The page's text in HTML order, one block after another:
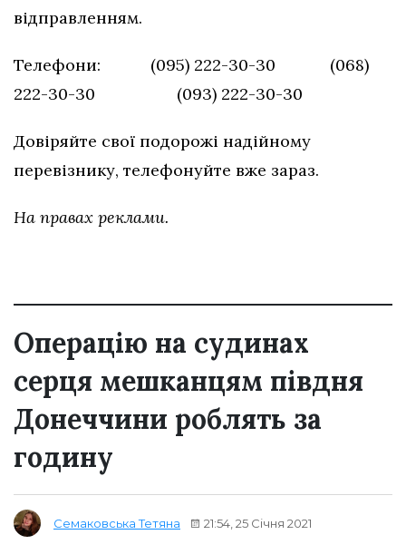
відправленням.
Телефони: (095) 222-30-30 (068)
222-30-30 (093) 222-30-30
Довіряйте свої подорожі надійному
перевізнику, телефонуйте вже зараз.
На правах реклами.
Операцію на судинах
серця мешканцям півдня
Донеччини роблять за
годину
Семаковська Тетяна 21:54, 25 Січня 2021